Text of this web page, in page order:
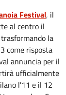
Festival, il
al centro il
la
come risposta
annuncia per il
ufficialmente
l'11 e il 12